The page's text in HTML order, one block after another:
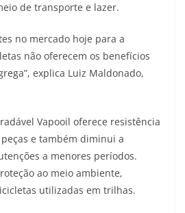
de transporte e lazer.
no mercado hoje para a
não oferecem os benefícios
explica Luiz Maldonado,
Vapooil oferece resistência
e também diminui a
a menores períodos.
ao meio ambiente,
utilizadas em trilhas.